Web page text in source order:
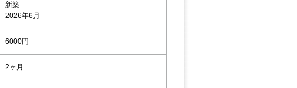
新築
2026年6月
6000円
2ヶ月